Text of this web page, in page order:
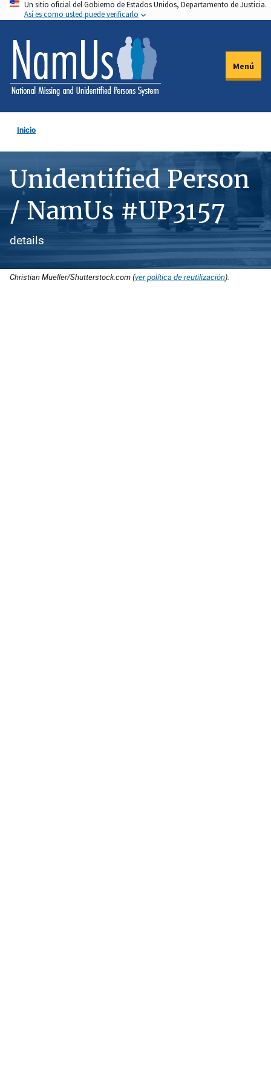
Pasar
al
contenido
principal
Un sitio oficial del Gobierno de Estados Unidos, Departamento de Justicia.
Así es como usted puede verificarlo
Menú
Inicio
Unidentified Person
/ NamUs #UP3157
details
Christian Mueller/Shutterstock.com (ver política de reutilización).